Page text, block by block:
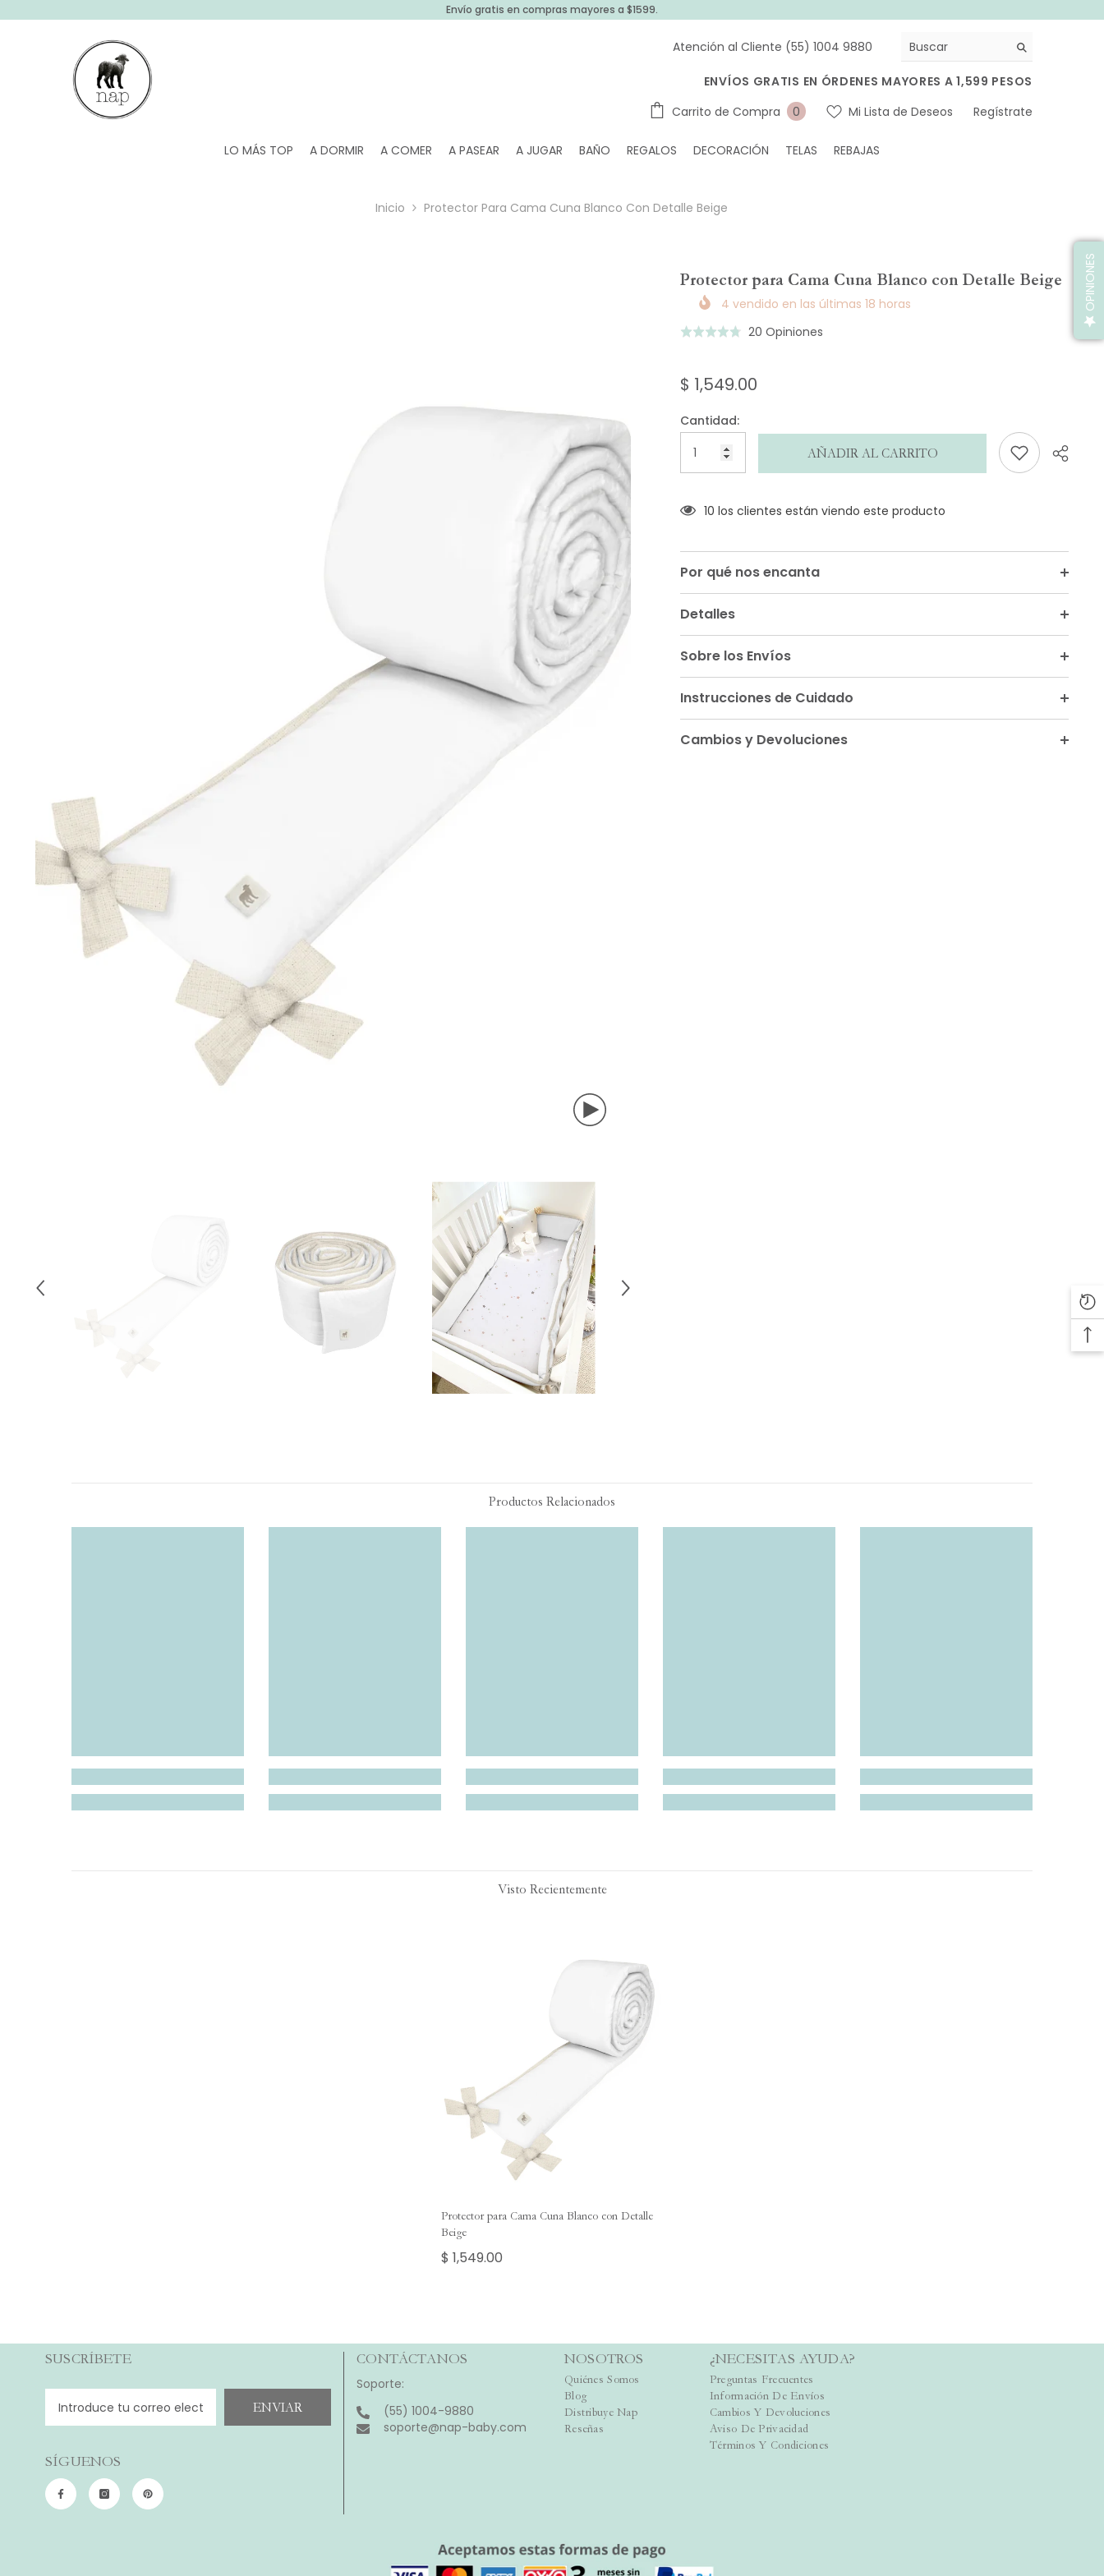
Envío gratis en compras mayores a $1599.
Atención al Cliente (55) 1004 9880
ENVÍOS GRATIS EN ÓRDENES MAYORES A 1,599 PESOS
Carrito de Compra
0 0
Mi Lista de Deseos Regístrate
LO MÁS TOP A DORMIR A COMER A PASEAR A JUGAR BAÑO REGALOS DECORACIÓN TELAS REBAJAS
Inicio Protector Para Cama Cuna Blanco Con Detalle Beige
Protector para Cama Cuna Blanco con Detalle Beige
4 vendido en las últimas18 horas
Puntuado
5
20 OpinionesBasado
$ 1,549.00
Cantidad:
AÑADIR AL CARRITO
10 los clientes están viendo este producto
Por qué nos encanta
Detalles
Sobre los Envíos
Instrucciones de Cuidado
Cambios y Devoluciones
Productos Relacionados
Visto Recientemente
Protector para Cama Cuna Blanco con Detalle
Beige
$ 1,549.00
SUSCRÍBETE
ENVIAR
SÍGUENOS
CONTÁCTANOS
Soporte:
(55) 1004-9880
soporte@nap-baby.com
NOSOTROS
Quiénes Somos
Blog
Distribuye Nap
Reseñas
¿NECESITAS AYUDA?
Preguntas Frecuentes
Información De Envíos
Cambios Y Devoluciones
Aviso De Privacidad
Términos Y Condiciones
OPINIONES